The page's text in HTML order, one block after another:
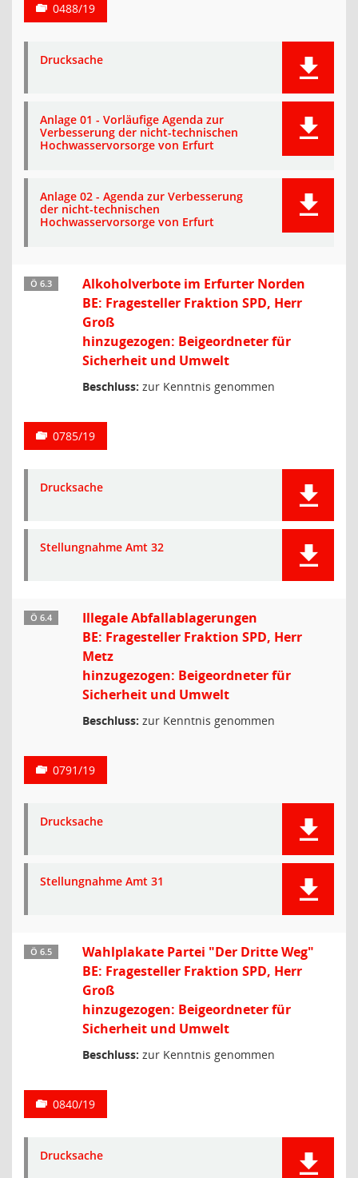
0488/19
Drucksache
Anlage 01 - Vorläufige Agenda zur
Verbesserung der nicht-technischen
Hochwasservorsorge von Erfurt
Anlage 02 - Agenda zur Verbesserung
der nicht-technischen
Hochwasservorsorge von Erfurt
Ö 6.3
Alkoholverbote im Erfurter Norden
BE: Fragesteller Fraktion SPD, Herr
Groß
hinzugezogen: Beigeordneter für
Sicherheit und Umwelt
Beschluss: zur Kenntnis genommen
0785/19
Drucksache
Stellungnahme Amt 32
Ö 6.4
Illegale Abfallablagerungen
BE: Fragesteller Fraktion SPD, Herr
Metz
hinzugezogen: Beigeordneter für
Sicherheit und Umwelt
Beschluss: zur Kenntnis genommen
0791/19
Drucksache
Stellungnahme Amt 31
Ö 6.5
Wahlplakate Partei "Der Dritte Weg"
BE: Fragesteller Fraktion SPD, Herr
Groß
hinzugezogen: Beigeordneter für
Sicherheit und Umwelt
Beschluss: zur Kenntnis genommen
0840/19
Drucksache